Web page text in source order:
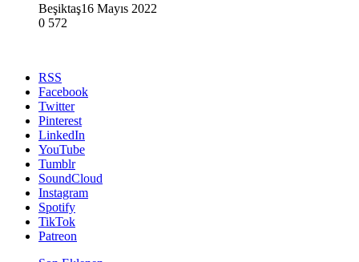
Beşiktaş16 Mayıs 2022
0 572
RSS
Facebook
Twitter
Pinterest
LinkedIn
YouTube
Tumblr
SoundCloud
Instagram
Spotify
TikTok
Patreon